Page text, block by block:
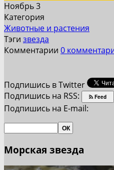
Ноябрь 3
Категория
Животные и растения
Тэги звезда
Комментарии 0
Подпишись в Twitter
Подпишись на RSS:
Feed
Подпишись на E-mail:
Морская звезда